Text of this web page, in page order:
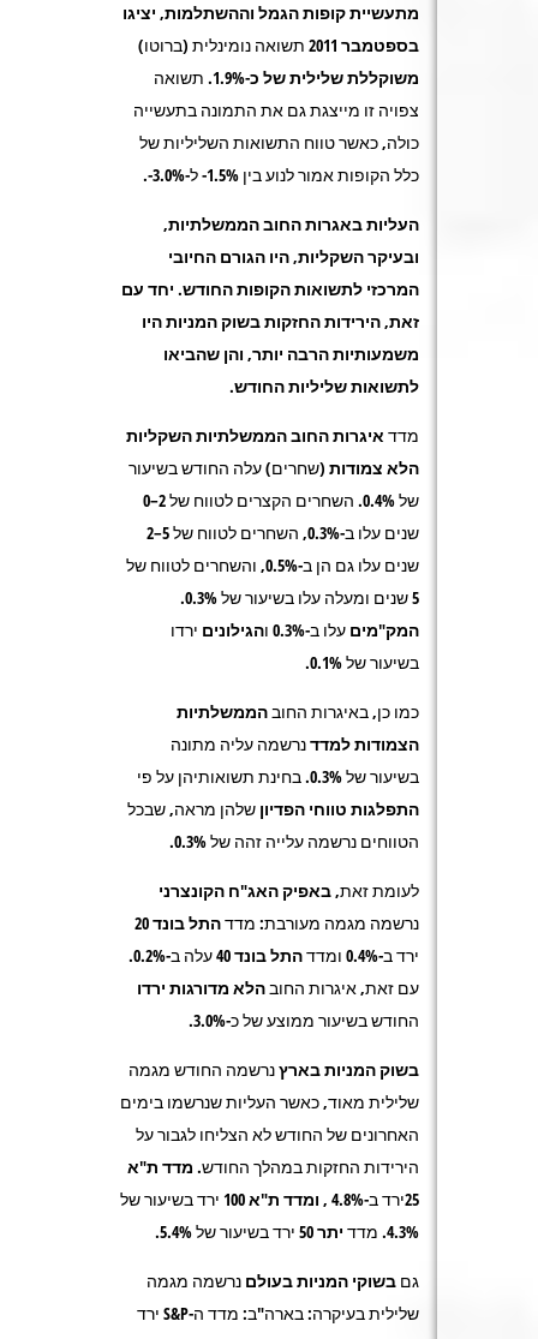
מתעשיית קופות הגמל וההשתלמות, יציגו
בספטמבר 2011
תשואה נומינלית (ברוטו)
משוקללת שלילית של כ-1.9%.
תשואה
צפויה זו מייצגת גם את התמונה בתעשייה
כולה, כאשר טווח התשואות השליליות של
כלל הקופות אמור לנוע בין 1.5%- ל-3.0%-.
העליות באגרות החוב הממשלתיות,
ובעיקר השקליות, היו הגורם החיובי
המרכזי לתשואות הקופות החודש. יחד עם
זאת, הירידות החזקות בשוק המניות היו
משמעותיות הרבה יותר, והן שהביאו
לתשואות שליליות החודש.
מדד איגרותהחוב הממשלתיות השקליות
הלא צמודות (שחרים) עלה החודש בשיעור
של0.4%.
השחרים הקצרים לטווח של 2–0
שנים עלו ב-0.3%, השחרים לטווח של 5–2
שנים עלו גם הן ב-0.5%, והשחרים לטווח של
5 שנים ומעלה עלו בשיעור של 0.3%.
המק"מים עלו ב-0.3% ו הגילונים ירדו
בשיעור של 0.1%.
כמו כן, באיגרות החובהממשלתיות
הצמודות למדדנרשמה עליה מתונה
בשיעור של0.3%. בחינת תשואותיהן על פי
התפלגות טווחי הפדיון שלהן מראה, שבכל
הטווחים נרשמה עלייה זהה של 0.3%.
לעומת זאת,באפיק האג"ח הקונצרני
נרשמה מגמה מעורבת: מדדהתל בונד20
ירד ב-0.4% ומדד
התל בונד 40
עלה ב-0.2%.
עם זאת, איגרות החובהלא מדורגות ירדו
החודש בשיעור ממוצע של כ-3.0%.
בשוק המניות בארץנרשמה החודש מגמה
שלילית מאוד, כאשר העליות שנרשמו בימים
האחרונים של החודש לא הצליחו לגבור על
הירידות החזקות במהלך החודש. מדד ת"א
25ירד ב-4.8%
, ומדד ת"א 100
ירד בשיעור של
4.3%. מדד
יתר 50 ירד בשיעור של 5.4%.
גם בשוקי המניות בעולם נרשמה מגמה
שלילית בעיקרה: בארה"ב: מדד ה-S&P ירד